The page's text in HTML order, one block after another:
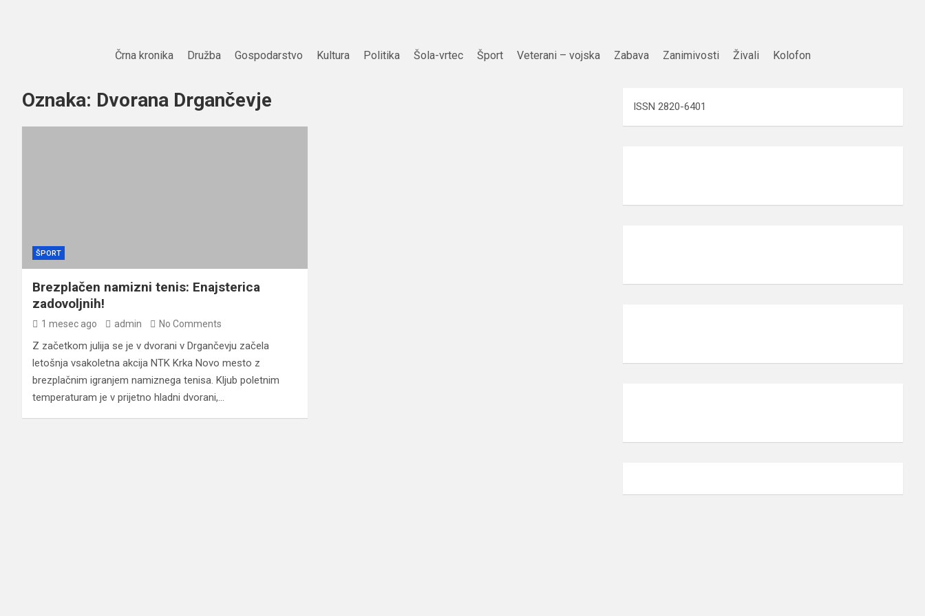
Črna kronika Družba Gospodarstvo Kultura Politika Šola-vrtec Šport Veterani – vojska Zabava Zanimivosti Živali Kolofon
Oznaka: Dvorana Drgančevje
ŠPORT
Brezplačen namizni tenis: Enajsterica
zadovoljnih!
1 mesec ago admin No Comments
Z začetkom julija se je v dvorani v Drgančevju začela
letošnja vsakoletna akcija NTK Krka Novo mesto z
brezplačnim igranjem namiznega tenisa. Kljub poletnim
temperaturam je v prijetno hladni dvorani,…
ISSN 2820-6401